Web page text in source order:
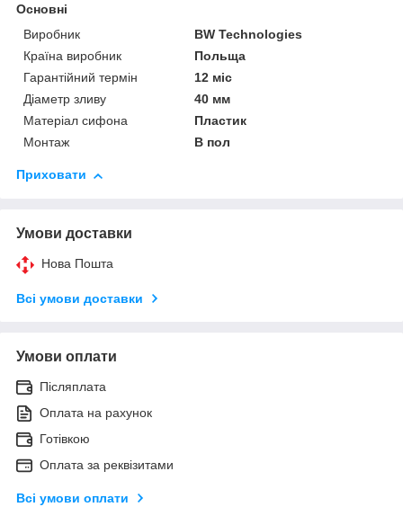
Основні
Виробник
BW Technologies
Країна виробник
Польща
Гарантійний термін
12 міс
Діаметр зливу
40 мм
Матеріал сифона
Пластик
Монтаж
В пол
Приховати
Умови доставки
Нова Пошта
Всі умови доставки
Умови оплати
Післяплата
Оплата на рахунок
Готівкою
Оплата за реквізитами
Всі умови оплати